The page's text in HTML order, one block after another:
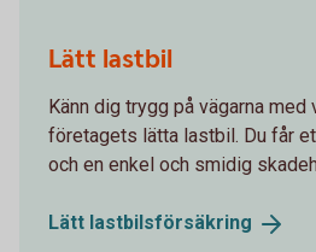
Lätt lastbil
Känn dig trygg på vägarna
företagets lätta lastbil. Du får
och en enkel och smidig
Lätt lastbilsförsäkring